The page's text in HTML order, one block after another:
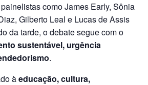
como James Early, Sônia
Gilberto Leal e Lucas de Assis
da tarde, o debate segue com o
sustentável, urgência
.
àeducação, cultura,